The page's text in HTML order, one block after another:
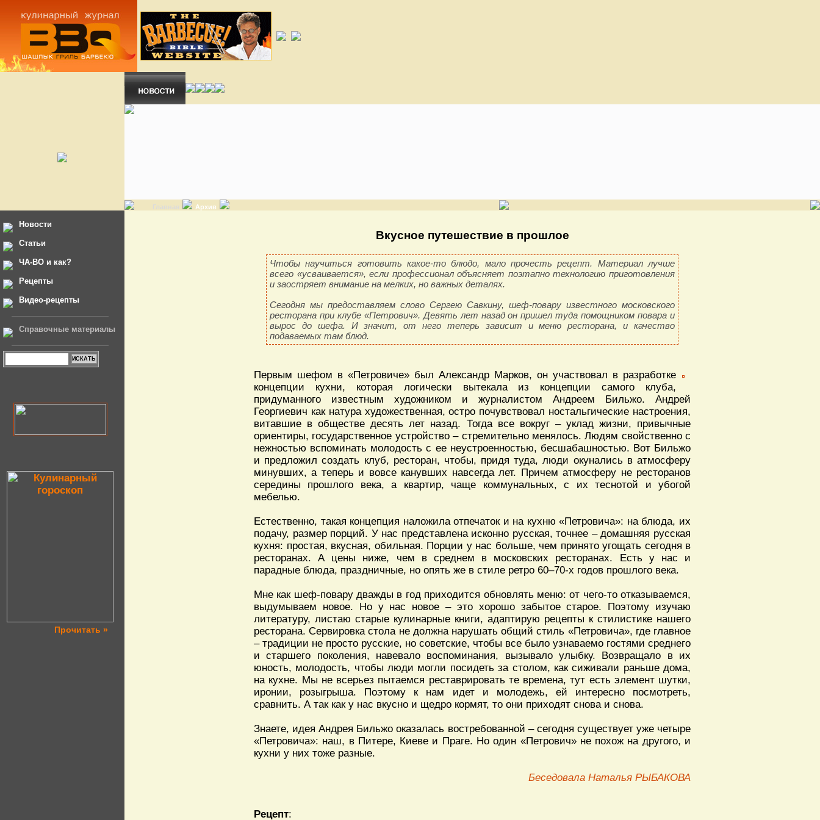
Главная Архив
Новости
Статьи
ЧА-ВО и как?
Рецепты
Видео-рецепты
Справочные материалы
Прочитать »
Вкусное путешествие в прошлое
Чтобы научиться готовить какое-то блюдо, мало прочесть рецепт. Материал лучше
всего «усваивается», если профессионал объясняет поэтапно технологию приготовления
и заостряет внимание на мелких, но важных деталях.
Сегодня мы предоставляем слово Сергею Савкину, шеф-повару известного московского
ресторана при клубе «Петрович». Девять лет назад он пришел туда помощником повара и
вырос до шефа. И значит, от него теперь зависит и меню ресторана, и качество
подаваемых там блюд.
Первым шефом в «Петровиче» был Александр Марков, он участвовал в разработке
концепции кухни, которая логически вытекала из концепции самого клуба,
придуманного известным художником и журналистом Андреем Бильжо. Андрей
Георгиевич как натура художественная, остро почувствовал ностальгические настроения,
витавшие в обществе десять лет назад. Тогда все вокруг – уклад жизни, привычные
ориентиры, государственное устройство – стремительно менялось. Людям свойственно с
нежностью вспоминать молодость с ее неустроенностью, бесшабашностью. Вот Бильжо
и предложил создать клуб, ресторан, чтобы, придя туда, люди окунались в атмосферу
минувших, а теперь и вовсе канувших навсегда лет. Причем атмосферу не ресторанов
середины прошлого века, а квартир, чаще коммунальных, с их теснотой и убогой
мебелью.
Естественно, такая концепция наложила отпечаток и на кухню «Петровича»: на блюда, их
подачу, размер порций. У нас представлена исконно русская, точнее – домашняя русская
кухня: простая, вкусная, обильная. Порции у нас больше, чем принято угощать сегодня в
ресторанах. А цены ниже, чем в среднем в московских ресторанах. Есть у нас и
парадные блюда, праздничные, но опять же в стиле ретро 60–70-х годов прошлого века.
Мне как шеф-повару дважды в год приходится обновлять меню: от чего-то отказываемся,
выдумываем новое. Но у нас новое – это хорошо забытое старое. Поэтому изучаю
литературу, листаю старые кулинарные книги, адаптирую рецепты к стилистике нашего
ресторана. Сервировка стола не должна нарушать общий стиль «Петровича», где главное
– традиции не просто русские, но советские, чтобы все было узнаваемо гостями среднего
и старшего поколения, навевало воспоминания, вызывало улыбку. Возвращало в их
юность, молодость, чтобы люди могли посидеть за столом, как сиживали раньше дома,
на кухне. Мы не всерьез пытаемся реставрировать те времена, тут есть элемент шутки,
иронии, розыгрыша. Поэтому к нам идет и молодежь, ей интересно посмотреть,
сравнить. А так как у нас вкусно и щедро кормят, то они приходят снова и снова.
Знаете, идея Андрея Бильжо оказалась востребованной – сегодня существует уже четыре
«Петровича»: наш, в Питере, Киеве и Праге. Но один «Петрович» не похож на другого, и
кухни у них тоже разные.
Беседовала Наталья РЫБАКОВА
Рецепт: